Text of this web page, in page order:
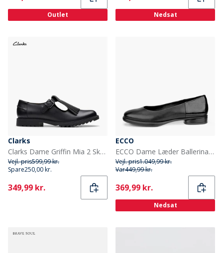
Outlet Nedsat
Clarks
Clarks Dame Griffin Mia 2 Sko Black Leather
Vejl. pris599,99 kr.
Spare250,00 kr.
Current
349,99 kr.
ECCO
ECCO Dame Læder Ballerina Sko Sort
Vejl. pris1.049,99 kr.
Var449,99 kr.
Current
369,99 kr.
Nedsat